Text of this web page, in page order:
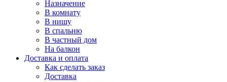
Назначение
В комнату
В нишу
В спальню
В частный дом
На балкон
Доставка и оплата
Как сделать заказ
Доставка